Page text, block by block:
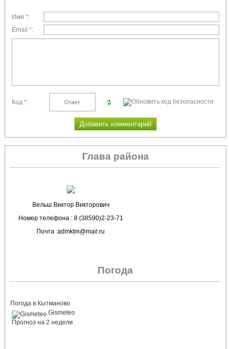
Имя *:
Email *:
Код *:
Глава района
Вельш Виктор Викторович
Номер телефона : 8 (38590)2-23-71
Почта :admktm@mail.ru
Погода
Погода в Кытманово
Gismeteo
Прогноз на 2 недели